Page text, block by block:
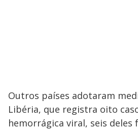
Outros países adotaram
Libéria, que registra oito
hemorrágica viral, seis deles